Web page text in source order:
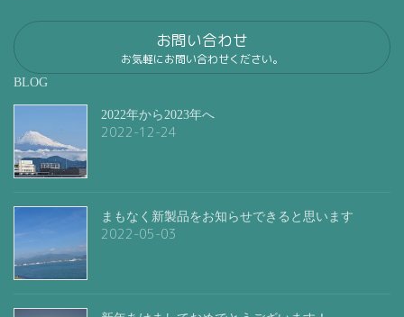
お問い合わせ
お気軽にお問い合わせください。
BLOG
2022年から2023年へ
2022-12-24
まもなく新製品をお知らせできると思います
2022-05-03